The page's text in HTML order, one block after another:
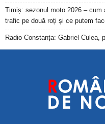
Timiș: sezonul moto 2026 – cum
trafic pe două roți și ce putem
Radio Constanța: Gabriel Culea,